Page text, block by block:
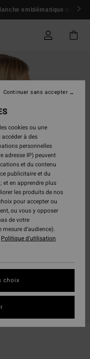
emblématique d'Andy
cookies ou une
à des
personnelles
adresse IP) peuvent
et du contenu
publicitaire et du
et en apprendre plus
les produits de nos
pour accepter ou
ou vous y opposer
de votre
d’audience).
Politique d'utilisation
choix
Continuer sans accepter